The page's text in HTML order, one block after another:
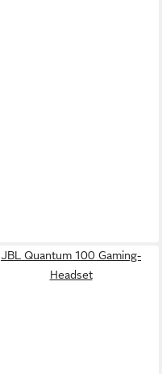
JBL Quantum 100 Gaming-
Headset